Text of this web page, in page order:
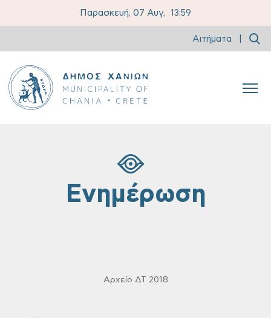
Παρασκευή, 07 Αυγ, 13:59
Αιτήματα
Ενημέρωση
Αρχείο ΔΤ 2018